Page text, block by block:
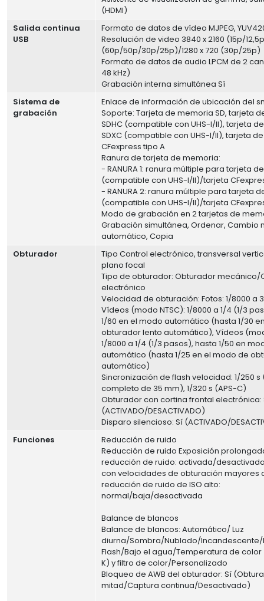
(HDMI)
Salida continua
USB
Formato de datos de vídeo MJPEG,
Resolución de video 3840 x 2160 (15p/
(60p/50p/30p/25p)/1280 x 720 (30p/25p)
Formato de datos de audio LPCM de 2
48 kHz)
Grabación interna simultánea Sí
Sistema de
grabación
Enlace de información de ubicación del
Soporte: Tarjeta de memoria SD, tarjeta
SDHC (compatible con UHS-I/II), tarjeta
SDXC (compatible con UHS-I/II), tarjeta
CFexpress tipo A
Ranura de tarjeta de memoria:
- RANURA 1: ranura múltiple para tarjeta
(compatible con UHS-I/II)/tarjeta
- RANURA 2: ranura múltiple para tarjeta
(compatible con UHS-I/II)/tarjeta
Modo de grabación en 2 tarjetas de
Grabación simultánea, Ordenar, Cambio
automático, Copia
Obturador
Tipo Control electrónico, transversal
plano focal
Tipo de obturador: Obturador mecánico/
electrónico
Velocidad de obturación: Fotos: 1/8000 a
Vídeos (modo NTSC): 1/8000 a 1/4 (1/3
1/60 en el modo automático (hasta 1/30
obturador lento automático), Vídeos
1/8000 a 1/4 (1/3 pasos), hasta 1/50 en
automático (hasta 1/25 en el modo de
automático)
Sincronización de flash velocidad: 1/250
completo de 35 mm), 1/320 s (APS-C)
Obturador con cortina frontal electrónica:
(ACTIVADO/DESACTIVADO)
Disparo silencioso: Sí (ACTIVADO/
Funciones
Reducción de ruido
Reducción de ruido Exposición
reducción de ruido: activada/
con velocidades de obturación mayores
reducción de ruido de ISO alto:
normal/baja/desactivada
Balance de blancos
Balance de blancos: Automático/ Luz
diurna/Sombra/Nublado/
Flash/Bajo el agua/Temperatura de color
K) y filtro de color/Personalizado
Bloqueo de AWB del obturador: Sí
mitad/Captura continua/Desactivado)